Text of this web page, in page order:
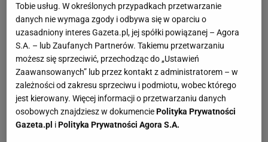
Tobie usług. W określonych przypadkach przetwarzanie
danych nie wymaga zgody i odbywa się w oparciu o
uzasadniony interes Gazeta.pl, jej spółki powiązanej – Agora
S.A. – lub Zaufanych Partnerów. Takiemu przetwarzaniu
możesz się sprzeciwić, przechodząc do „Ustawień
Zaawansowanych” lub przez kontakt z administratorem – w
zależności od zakresu sprzeciwu i podmiotu, wobec którego
jest kierowany. Więcej informacji o przetwarzaniu danych
osobowych znajdziesz w dokumenciePolityka Prywatności
Gazeta.pl iPolityka Prywatności Agora S.A.